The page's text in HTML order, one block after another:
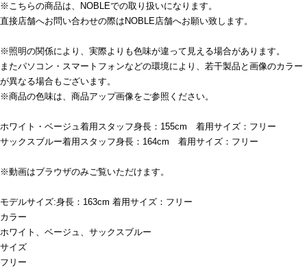
※こちらの商品は、NOBLEでの取り扱いになります。
直接店舗へお問い合わせの際はNOBLE店舗へお願い致します。
※照明の関係により、実際よりも色味が違って見える場合があります。
またパソコン・スマートフォンなどの環境により、若干製品と画像のカラー
が異なる場合もございます。
※商品の色味は、商品アップ画像をご参照ください。
ホワイト・ベージュ着用スタッフ身長：155cm 着用サイズ：フリー
サックスブルー着用スタッフ身長：164cm 着用サイズ：フリー
※動画はブラウザのみご覧いただけます。
モデルサイズ:身長：163cm 着用サイズ：フリー
カラー
ホワイト、ベージュ、サックスブルー
サイズ
フリー